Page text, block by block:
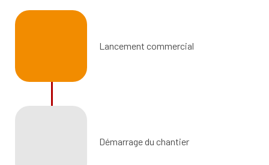
Lancement commercial
Démarrage du chantier